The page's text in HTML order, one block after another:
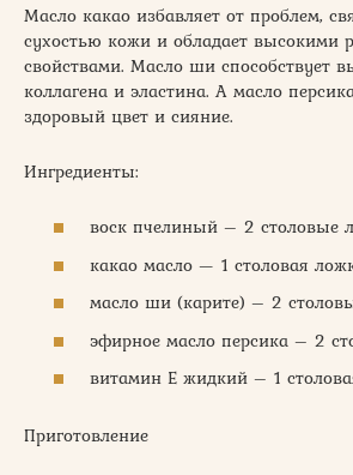
Масло какао избавляет от проблем,
сухостью кожи и обладает высокими
свойствами. Масло ши способствует
коллагена и эластина. А масло
здоровый цвет и сияние.
Ингредиенты:
воск пчелиный – 2 столовые
какао масло — 1 столовая
масло ши (карите) – 2
эфирное масло персика – 2
витамин Е жидкий – 1
Приготовление